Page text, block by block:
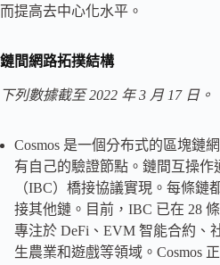
而提高去中心化水平。
鏈間網路拓撲結構
下列數據截至 2022 年 3 月 17 日。
Cosmos 是一個分布式的區塊鏈
有自己的驗證節點。鏈間互操作
（IBC）橋接協議實現。每條鏈
接其他鏈。目前，IBC 已在 28
專注於 DeFi、EVM 智能合約、
生農業和遊戲等領域。Cosmos